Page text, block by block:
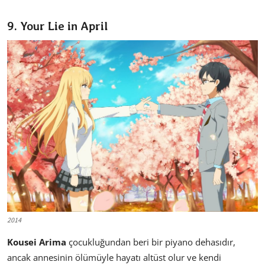
9. Your Lie in April
2014
Kousei Arima çocukluğundan beri bir piyano dehasıdır,
ancak annesinin ölümüyle hayatı altüst olur ve kendi